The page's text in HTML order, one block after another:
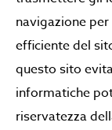
navigazione
efficiente del
questo sito
informatiche
riservatezza